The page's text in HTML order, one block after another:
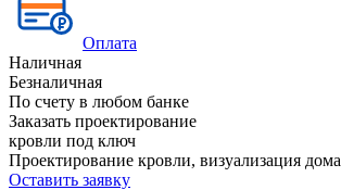
Оплата
Наличная
Безналичная
По счету в любом банке
Заказать проектирование
кровли под ключ
Проектирование кровли, визуализация дома
Оставить заявку